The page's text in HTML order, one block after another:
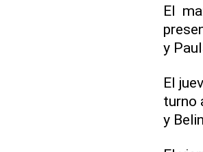
El
y
El
turno
y